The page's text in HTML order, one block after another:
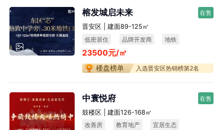
榕发城启未来 在售
晋安区 | 建面89-125㎡
低密居住 品牌开发商 地铁
23500元/㎡
楼盘榜单 入选晋安区热销榜第2名
中寰悦府 在售
鼓楼区 | 建面126-168㎡
改善房 教育地产
宜居生态